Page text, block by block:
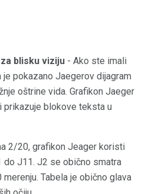
blisku viziju - Ako ste imali
pokazano Jaegerov dijagram
oštrine vida. Grafikon Jaeger
prikazuje blokove teksta u
2/20, grafikon Jeager koristi
do J11. J2 se obično smatra
Tabela je obično glava